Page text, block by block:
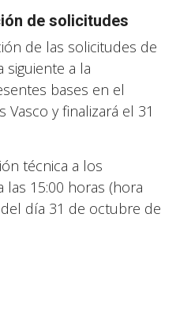
de solicitudes
de las solicitudes de
siguiente a la
bases en el
y finalizará el 31
técnica a los
las 15:00 horas (hora
día 31 de octubre de